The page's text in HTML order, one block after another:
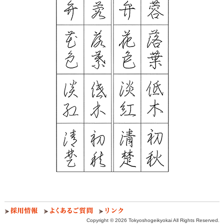
Copyright ©2026 Tokyoshogeikyokai All Rights Reserved.